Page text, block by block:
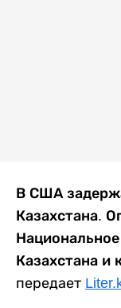
В США
Казахстана.
Казахстана
передает